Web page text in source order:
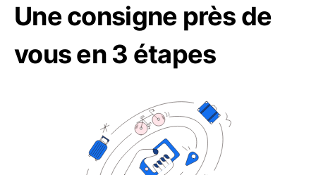
Une consigne près de
vous en 3 étapes